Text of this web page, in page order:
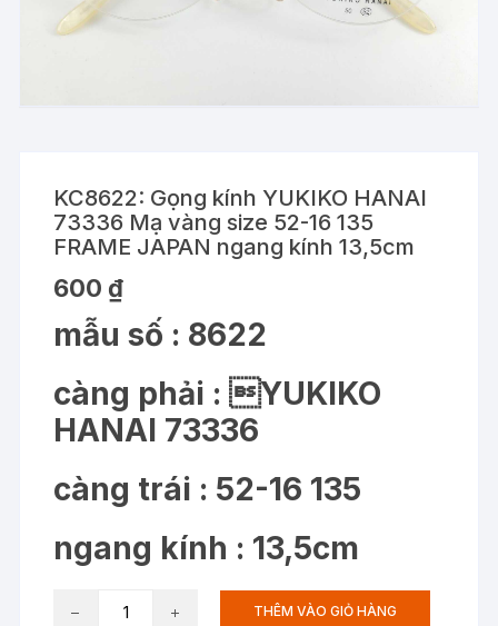
KC8622: Gọng kính YUKIKO HANAI
73336 Mạ vàng size 52-16 135
FRAME JAPAN ngang kính 13,5cm
600 ₫
mẫu số : 8622
càng phải : YUKIKO
HANAI 73336
càng trái : 52-16 135
ngang kính : 13,5cm
THÊM VÀO GIỎ HÀNG